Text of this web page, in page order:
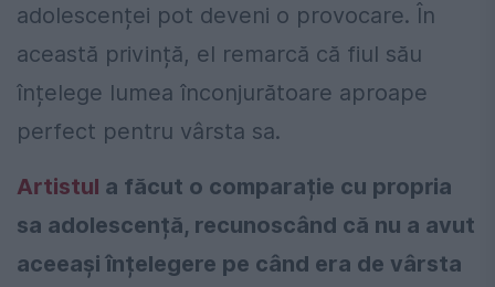
adolescenței pot deveni o provocare. În
această privință, el remarcă că fiul său
înțelege lumea înconjurătoare aproape
perfect pentru vârsta sa.
Artistul a făcut o comparație cu propria
sa adolescență, recunoscând că nu a avut
aceeași înțelegere pe când era de vârsta